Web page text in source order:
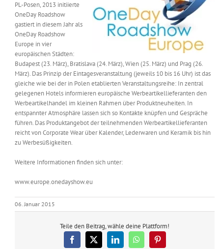
Unternehmen
Interviews
Wissen
Product Guide
Suche
nach:
PL-Posen, 2013 initiierte
OneDay Roadshow
gastiert in diesem Jahr als
OneDay Roadshow
Europe in vier
europäischen Städten:
Budapest (23. März), Bratislava (24. März), Wien (25. März) und Prag (26.
März). Das Prinzip der Eintagesveranstaltung (jeweils 10 bis 16 Uhr) ist das
gleiche wie bei der in Polen etablierten Veranstaltungsreihe: In zentral
gelegenen Hotels informieren europäische Werbeartikellieferanten den
Werbeartikelhandel im kleinen Rahmen über Produktneuheiten. In
entspannter Atmosphäre lassen sich so Kontakte knüpfen und Gespräche
führen. Das Produktangebot der teilnehmenden Werbeartikellieferanten
reicht von Corporate Wear über Kalender, Lederwaren und Keramik bis hin
zu Werbesüßigkeiten.
Weitere Informationen finden sich unter:
www.europe.onedayshow.eu
06. Januar 2015
Teile den Beitrag, wähle deine Plattform!
Facebook
X LinkedInWhatsAppPinterest